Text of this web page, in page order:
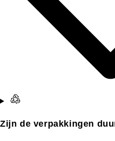
Zijn de verpakkingen